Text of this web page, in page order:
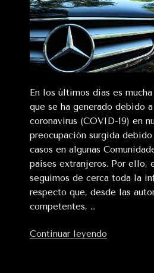
En los últimos días es
que se ha generado debido
coronavirus (COVID-19) en
preocupación surgida
casos en algunas
países extranjeros. Por ello,
seguimos de cerca toda la
respecto que, desde las
competentes, …
Continuar leyendo